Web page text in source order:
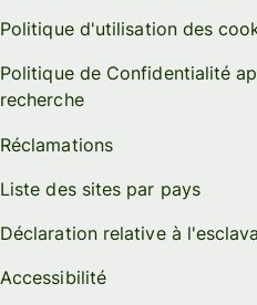
Politique d'utilisation des
Politique de Confidentialité
recherche
Réclamations
Liste des sites par pays
Déclaration relative à
Accessibilité